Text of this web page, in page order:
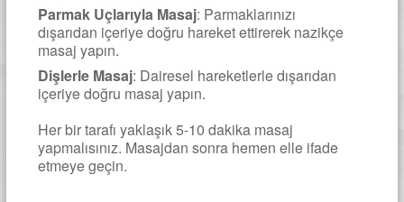
Parmak Uçlarıyla Masaj: Parmaklarınızı
dışarıdan içeriye doğru hareket ettirerek nazikçe
masaj yapın.
Dişlerle Masaj: Dairesel hareketlerle dışarıdan
içeriye doğru masaj yapın.
Her bir tarafı yaklaşık 5-10 dakika masaj
yapmalısınız. Masajdan sonra hemen elle ifade
etmeye geçin.